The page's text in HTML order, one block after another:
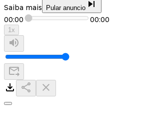
Saiba mais Pular anuncio
00:00 00:00
1x